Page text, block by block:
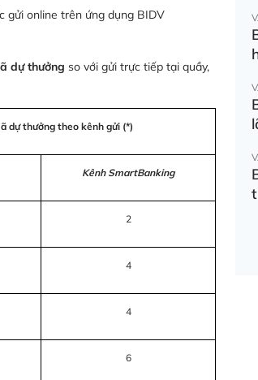
gửi online trên ứng dụng BIDV
dự thưởng so với gửi trực tiếp tại quầy,
dự thưởng theo kênh gửi (*)
Kênh SmartBanking
2
4
4
6